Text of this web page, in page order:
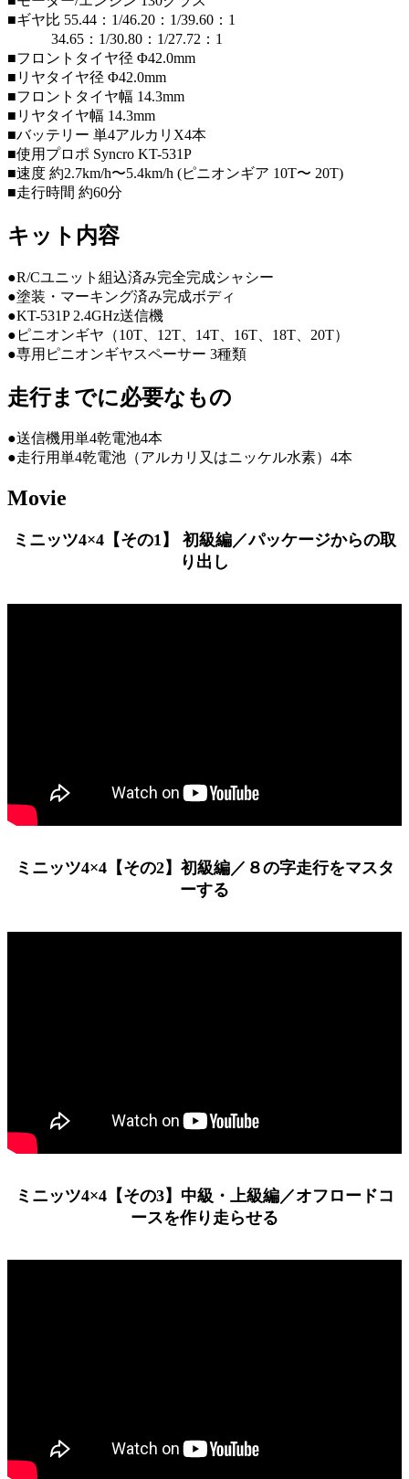
■ギヤ比 55.44：1/46.20：1/39.60：1
34.65：1/30.80：1/27.72：1
■フロントタイヤ径 Φ42.0mm
■リヤタイヤ径 Φ42.0mm
■フロントタイヤ幅 14.3mm
■リヤタイヤ幅 14.3mm
■バッテリー 単4アルカリX4本
■使用プロポ Syncro KT-531P
■速度 約2.7km/h〜5.4km/h (ピニオンギア 10T〜 20T)
■走行時間 約60分
キット内容
●R/Cユニット組込済み完全完成シャシー
●塗装・マーキング済み完成ボディ
●KT-531P 2.4GHz送信機
●ピニオンギヤ（10T、12T、14T、16T、18T、20T）
●専用ピニオンギヤスペーサー 3種類
走行までに必要なもの
●送信機用単4乾電池4本
●走行用単4乾電池（アルカリ又はニッケル水素）4本
Movie
ミニッツ4×4【その1】 初級編／パッケージからの取
り出し
ミニッツ4×4【その2】初級編／８の字走行をマスタ
ーする
ミニッツ4×4【その3】中級・上級編／オフロードコ
ースを作り走らせる